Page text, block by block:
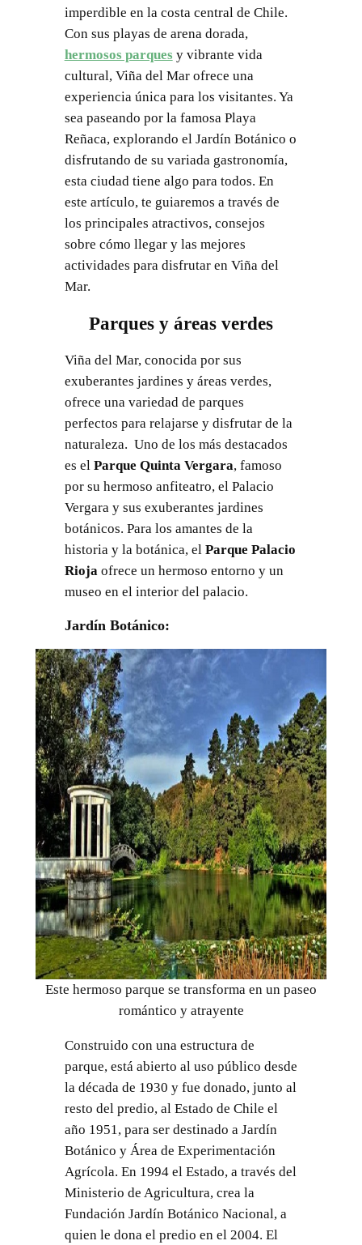
imperdible en la costa central de Chile.
Con sus playas de arena dorada,
hermosos parquesy vibrante vida
cultural, Viña del Mar ofrece una
experiencia única para los visitantes. Ya
sea paseando por la famosa Playa
Reñaca, explorando el Jardín Botánico o
disfrutando de su variada gastronomía,
esta ciudad tiene algo para todos. En
este artículo, te guiaremos a través de
los principales atractivos, consejos
sobre cómo llegar y las mejores
actividades para disfrutar en Viña del
Mar.
Parques y áreas verdes
Viña del Mar, conocida por sus
exuberantes jardines y áreas verdes,
ofrece una variedad de parques
perfectos para relajarse y disfrutar de la
naturaleza. Uno de los más destacados
es el Parque Quinta Vergara, famoso
por su hermoso anfiteatro, el Palacio
Vergara y sus exuberantes jardines
botánicos. Para los amantes de la
historia y la botánica, el Parque Palacio
Riojaofrece un hermoso entorno y un
museo en el interior del palacio.
Jardín Botánico:
Este hermoso parque se transforma en un paseo
romántico y atrayente
Construido con una estructura de
parque, está abierto al uso público desde
la década de 1930 y fue donado, junto al
resto del predio, al Estado de Chile el
año 1951, para ser destinado a Jardín
Botánico y Área de Experimentación
Agrícola. En 1994 el Estado, a través del
Ministerio de Agricultura, crea la
Fundación Jardín Botánico Nacional, a
quien le dona el predio en el 2004. El